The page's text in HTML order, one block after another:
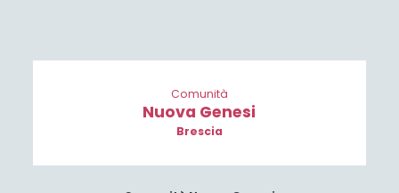
Comunità
Nuova Genesi
Brescia